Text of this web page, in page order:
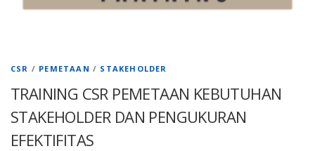
CSR / PEMETAAN / STAKEHOLDER
TRAINING CSR PEMETAAN KEBUTUHAN
STAKEHOLDER DAN PENGUKURAN
EFEKTIFITAS